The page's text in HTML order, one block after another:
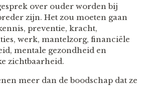
over ouder worden bij
zijn. Het zou moeten gaan
preventie, kracht,
werk, mantelzorg, financiële
mentale gezondheid en
zichtbaarheid.
meer dan de boodschap dat ze